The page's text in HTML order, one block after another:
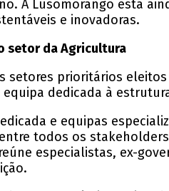
A Lusomorango está
e inovadoras.
setor da Agricultura
setores prioritários
dedicada à
e equipas
todos os
especialistas, ex-